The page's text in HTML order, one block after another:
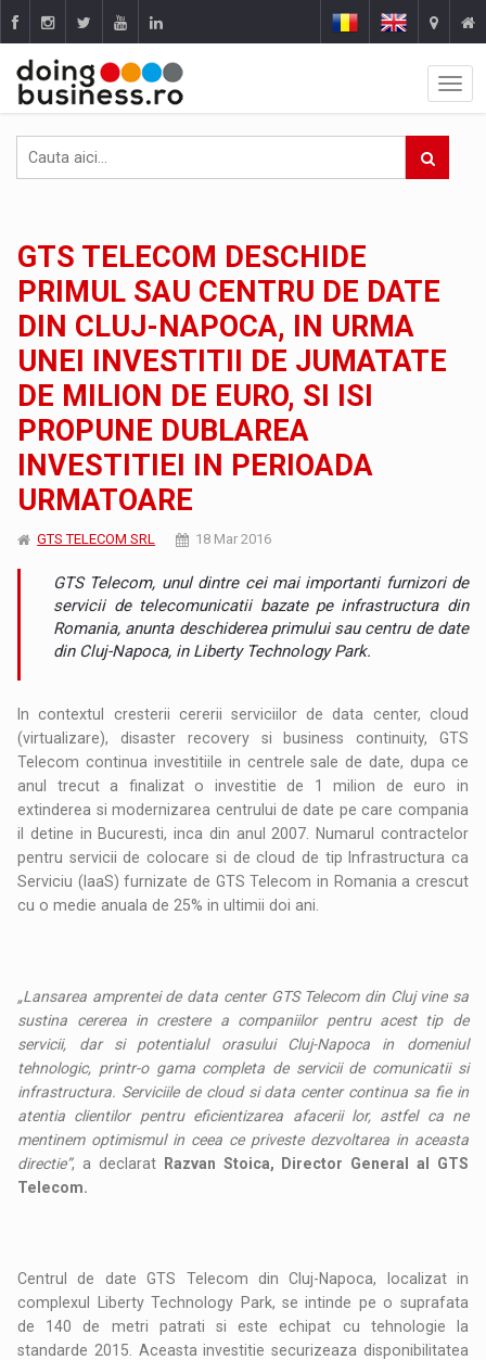
GTS TELECOM DESCHIDE
PRIMUL SAU CENTRU DE DATE
DIN CLUJ-NAPOCA, IN URMA
UNEI INVESTITII DE JUMATATE
DE MILION DE EURO, SI ISI
PROPUNE DUBLAREA
INVESTITIEI IN PERIOADA
URMATOARE
GTS TELECOM SRL 18 Mar 2016
GTS Telecom, unul dintre cei mai importanti furnizori de
servicii de telecomunicatii bazate pe infrastructura din
Romania, anunta deschiderea primului sau centru de date
din Cluj-Napoca, in Liberty Technology Park.
In contextul cresterii cererii serviciilor de data center, cloud
(virtualizare), disaster recovery si business continuity, GTS
Telecom continua investitiile in centrele sale de date, dupa ce
anul trecut a finalizat o investitie de 1 milion de euro in
extinderea si modernizarea centrului de date pe care compania
il detine in Bucuresti, inca din anul 2007. Numarul contractelor
pentru servicii de colocare si de cloud de tip Infrastructura ca
Serviciu (IaaS) furnizate de GTS Telecom in Romania a crescut
cu o medie anuala de 25% in ultimii doi ani.
„Lansarea amprentei de data center GTS Telecom din Cluj vine sa
sustina cererea in crestere a companiilor pentru acest tip de
servicii, dar si potentialul orasului Cluj-Napoca in domeniul
tehnologic, printr-o gama completa de servicii de comunicatii si
infrastructura. Serviciile de cloud si data center continua sa fie in
atentia clientilor pentru eficientizarea afacerii lor, astfel ca ne
mentinem optimismul in ceea ce priveste dezvoltarea in aceasta
directie”, a declarat
Razvan Stoica, Director General al GTS
Telecom.
Centrul de date GTS Telecom din Cluj-Napoca, localizat in
complexul Liberty Technology Park, se intinde pe o suprafata
de 140 de metri patrati si este echipat cu tehnologie la
standarde 2015. Aceasta investitie securizeaza disponibilitatea